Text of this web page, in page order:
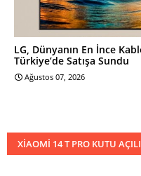
LG, Dünyanın En İnce
Türkiye’de Satışa Sundu
Ağustos 07, 2026
XIAOMI 14 T PRO KUTU